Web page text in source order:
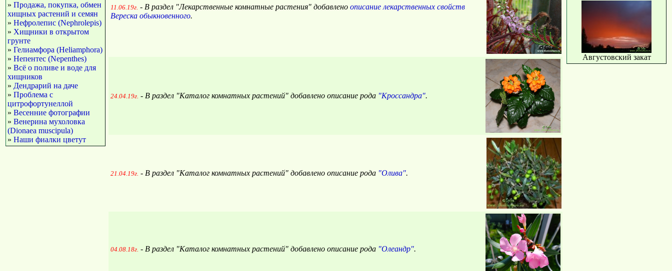
» Продажа, покупка, обмен
хищных растений и семян
» Нефролепис (Nephrolepis)
» Хищники в открытом
грунте
» Гелиамфора (Heliamphora)
» Непентес (Nepenthes)
» Всё о поливе и воде для
хищников
» Дендрарий на даче
» Проблема с
цитрофортунеллой
» Весенние фотографии
» Венерина мухоловка
(Dionaea muscipula)
» Наши фиалки цветут
11.06.19г. - В раздел "Лекарственные комнатные растения" добавлено описание лекарственных свойств
Вереска обыкновенного.
24.04.19г. - В раздел "Каталог комнатных растений" добавлено описание рода "Кроссандра".
21.04.19г. - В раздел "Каталог комнатных растений" добавлено описание рода "Олива".
04.08.18г. - В раздел "Каталог комнатных растений" добавлено описание рода "Олеандр".
Августовский закат